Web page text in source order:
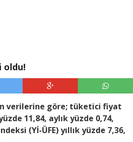
oldu!
verilerine göre; tüketici fiyat
11,84, aylık yüzde 0,74,
(Yİ-ÜFE) yıllık yüzde 7,36,